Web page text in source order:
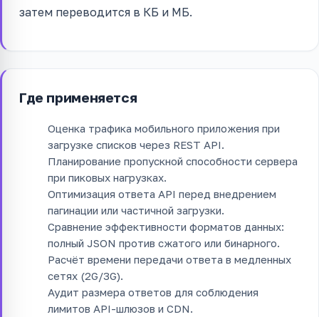
затем переводится в КБ и МБ.
Где применяется
Оценка трафика мобильного приложения при
загрузке списков через REST API.
Планирование пропускной способности сервера
при пиковых нагрузках.
Оптимизация ответа API перед внедрением
пагинации или частичной загрузки.
Сравнение эффективности форматов данных:
полный JSON против сжатого или бинарного.
Расчёт времени передачи ответа в медленных
сетях (2G/3G).
Аудит размера ответов для соблюдения
лимитов API-шлюзов и CDN.